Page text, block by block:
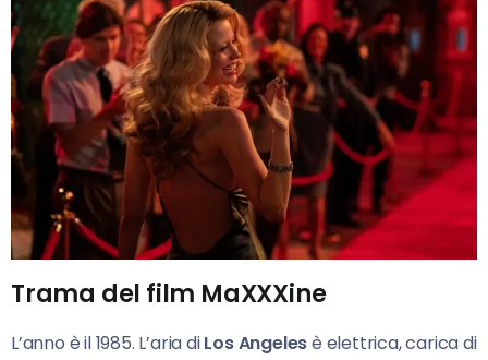
Trama del film MaXXXine
L’anno è il 1985. L’aria diLos Angelesè elettrica, carica di